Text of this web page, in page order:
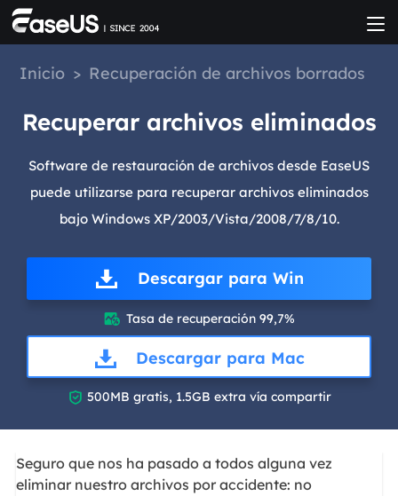
Inicio > Recuperación de archivos borrados
Recuperar archivos eliminados
Software de restauración de archivos desde EaseUS
puede utilizarse para recuperar archivos eliminados
bajo Windows XP/2003/Vista/2008/7/8/10.
Descargar para Win
 Tasa de recuperación 99,7%
Descargar para Mac
 500MB gratis, 1.5GB extra vía compartir
Seguro que nos ha pasado a todos alguna vez
eliminar nuestro archivos por accidente: no